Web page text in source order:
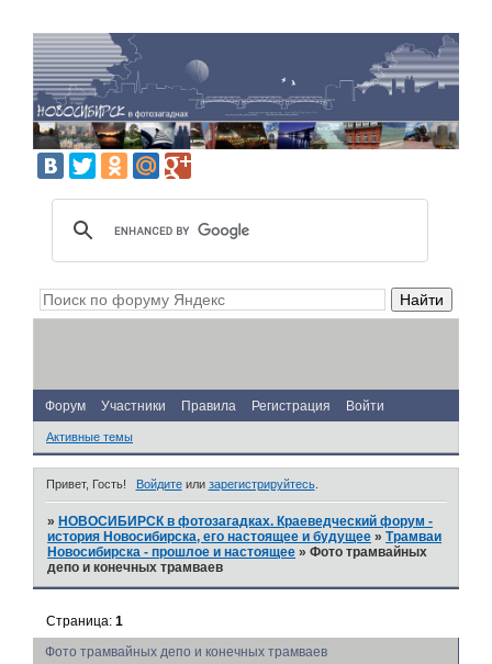
Форум Участники Правила Регистрация Войти
Активные темы
Привет, Гость! Войдитеили зарегистрируйтесь.
» НОВОСИБИРСК в фотозагадках. Краеведческий форум -
история Новосибирска, его настоящее и будущее »Трамваи
Новосибирска - прошлое и настоящее »Фото трамвайных
депо и конечных трамваев
Фото трамвайных депо и конечных трамваев
Страница:1